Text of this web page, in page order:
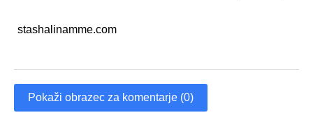
stashalinamme.com
Pokaži obrazec za komentarje (0)